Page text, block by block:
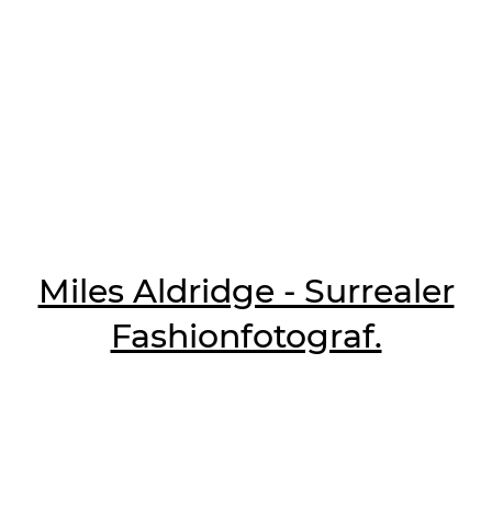
Miles Aldridge - Surrealer
Fashionfotograf.